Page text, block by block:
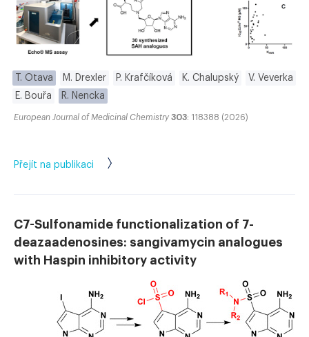
T. Otava M. Drexler P. Krafčíková K. Chalupský
V. Veverka
E. Bouřa
R. Nencka
European Journal of Medicinal Chemistry 303: 118388 (2026)
Přejít na publikaci
C7-Sulfonamide functionalization of 7-
deazaadenosines: sangivamycin analogues
with Haspin inhibitory activity